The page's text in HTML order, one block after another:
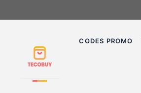
au
CODES PROMO